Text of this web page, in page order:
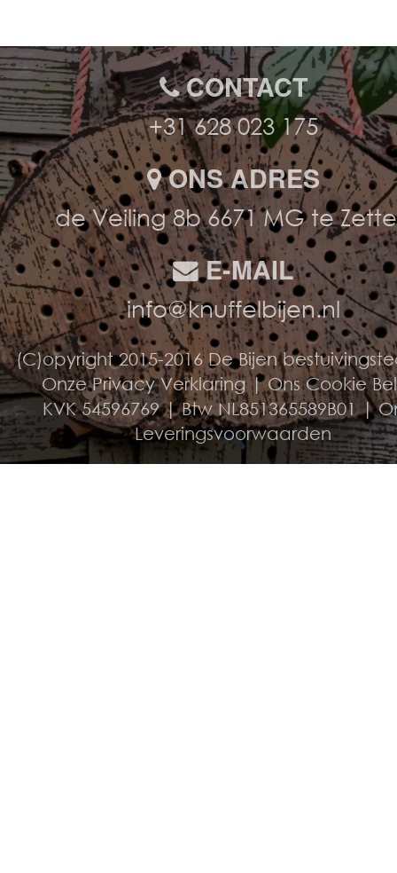
CONTACT
+31 628 023 175
ONS ADRES
de Veiling 8b 6671 MG te
E-MAIL
info@knuffelbijen.nl
(C)opyright 2015-2016 De Bijen
Onze Privacy Verklaring|Ons Cookie
KVK 54596769 | Btw NL851365589B01 |
Leveringsvoorwaarden